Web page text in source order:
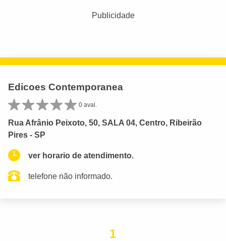
Publicidade
Edicoes Contemporanea
0 aval.
Rua Afrânio Peixoto, 50, SALA 04, Centro, Ribeirão
Pires - SP
ver horario de atendimento.
telefone não informado.
1